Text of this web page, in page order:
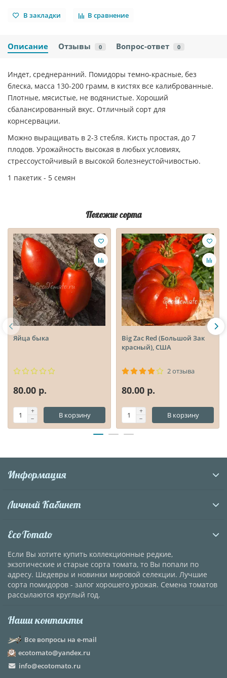
В закладки В сравнение
Описание Отзывы 0 Вопрос-ответ 0
Индет, среднеранний. Помидоры темно-красные, без
блеска, масса 130-200 грамм, в кистях все калиброванные.
Плотные, мясистые, не водянистые. Хороший
сбалансированный вкус. Отличный сорт для
корнсервации.
Можно выращивать в 2-3 стебля. Кисть простая, до 7
плодов. Урожайность высокая в любых условиях,
стрессоустойчивый в высокой болезнеустойчивостью.
1 пакетик - 5 семян
Похожие сорта
Яйца быка
80.00 р.
В корзину
Big Zac Red (Большой Зак
красный), США
2 отзыва
80.00 р.
В корзину
Информация
Личный Кабинет
EcoTomato
Если Вы хотите купить коллекционные редкие,
экзотические и старые сорта томата, то Вы попали по
адресу. Шедевры и новинки мировой селекции. Лучшие
сорта помидоров - залог хорошего урожая. Семена томатов
рассылаются круглый год.
Наши контакты
Все вопросы на e-mail
ecotomato@yandex.ru
info@ecotomato.ru